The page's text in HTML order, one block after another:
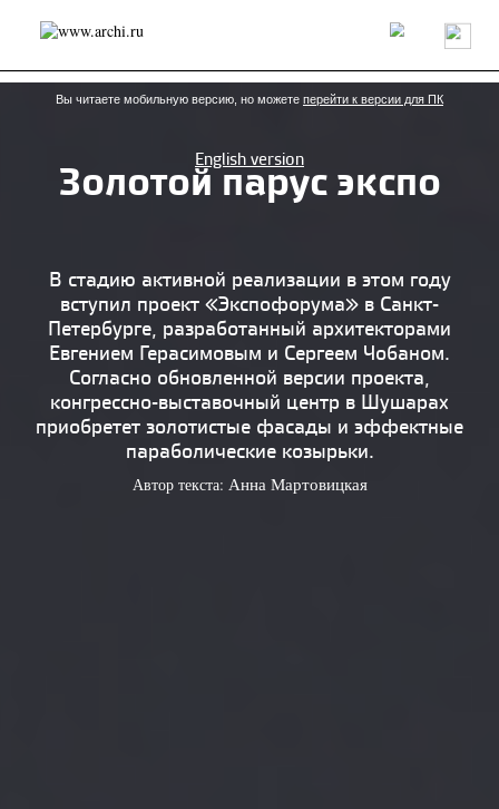
Россия Мир Технологии Интерьер Пресса
Архитекторы
Проекты
Конкурсы События Книги Вакансии
send.project Анонсы конкурсов
Блог
Исследование
Дизайн
Иностранцы в России
Интерьер
Книги
Наследие Образование
Урбанистика
Эко
Вы читаете мобильную версию, но можете перейти к версии для ПК
English version
Золотой парус экспо
В стадию активной реализации в этом году
вступил проект «Экспофорума» в Санкт-
Петербурге, разработанный архитекторами
Евгением Герасимовым и Сергеем Чобаном.
Согласно обновленной версии проекта,
конгрессно-выставочный центр в Шушарах
приобретет золотистые фасады и эффектные
параболические козырьки.
Автор текста: Анна Мартовицкая